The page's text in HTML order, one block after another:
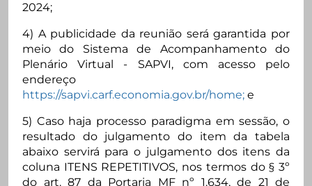
2024;
4) A publicidade da reunião será garantida por
meio do Sistema de Acompanhamento do
Plenário Virtual - SAPVI, com acesso pelo
endereço
https://sapvi.carf.economia.gov.br/home; e
5) Caso haja processo paradigma em sessão, o
resultado do julgamento do item da tabela
abaixo servirá para o julgamento dos itens da
coluna ITENS REPETITIVOS, nos termos do § 3º
do art. 87 da Portaria MF nº 1.634, de 21 de